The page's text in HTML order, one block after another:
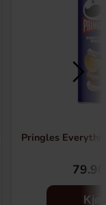
Pringles